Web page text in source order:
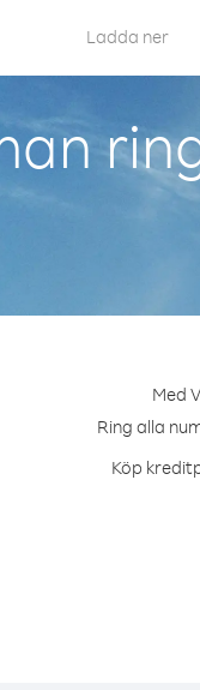
Ladda ner
Med
Ring alla
Köp